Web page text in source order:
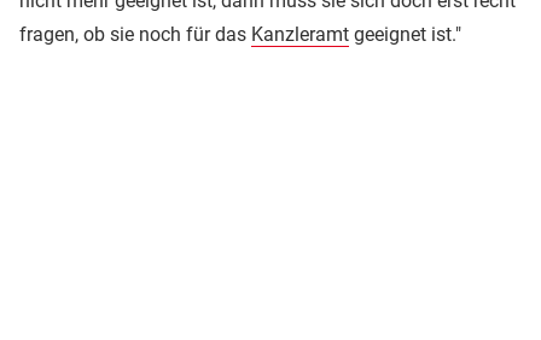
fragen, ob sie noch für das Kanzleramt geeignet ist."